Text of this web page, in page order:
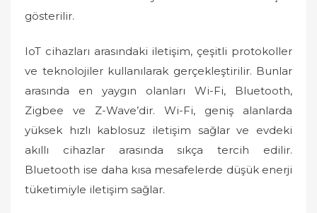
gösterilir.
IoT cihazları arasındaki iletişim, çeşitli protokoller
ve teknolojiler kullanılarak gerçekleştirilir. Bunlar
arasında en yaygın olanları Wi-Fi, Bluetooth,
Zigbee ve Z-Wave’dir. Wi-Fi, geniş alanlarda
yüksek hızlı kablosuz iletişim sağlar ve evdeki
akıllı cihazlar arasında sıkça tercih edilir.
Bluetooth ise daha kısa mesafelerde düşük enerji
tüketimiyle iletişim sağlar.